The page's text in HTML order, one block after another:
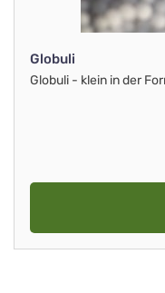
Globuli
Globuli - klein in der